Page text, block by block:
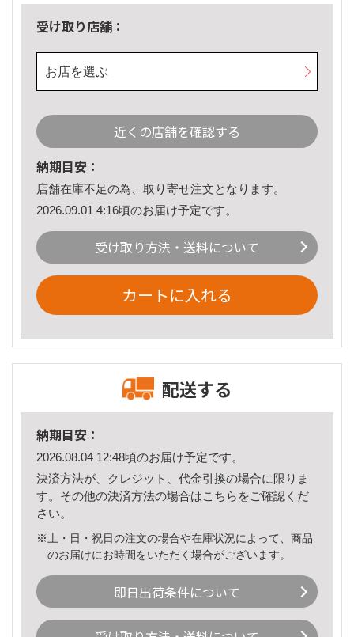
受け取り店舗：
お店を選ぶ
近くの店舗を確認する
納期目安：
店舗在庫不足の為、取り寄せ注文となります。
2026.09.01 4:16頃のお届け予定です。
受け取り方法・送料について
カートに入れる
配送する
納期目安：
2026.08.04 12:48頃のお届け予定です。
決済方法が、クレジット、代金引換の場合に限りま
す。その他の決済方法の場合はこちら をご確認くだ
さい。
※土・日・祝日の注文の場合や在庫状況によって、商品
のお届けにお時間をいただく場合がございます。
即日出荷条件について